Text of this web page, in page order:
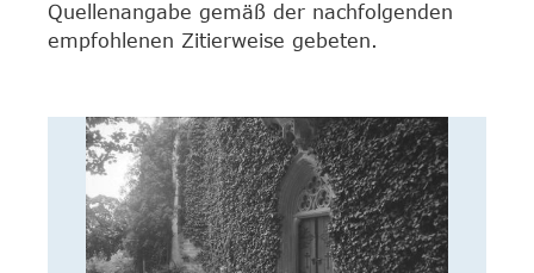
Quellenangabe gemäß der nachfolgenden
empfohlenen Zitierweise gebeten.